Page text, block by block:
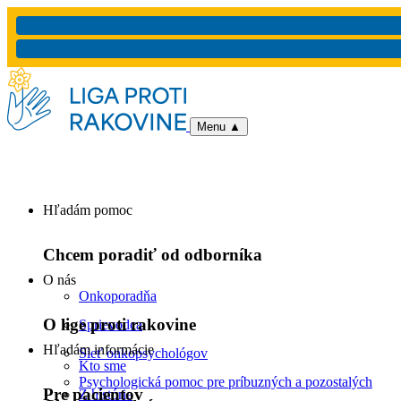
Menu ▲
Hľadám pomoc
Chcem poradiť od odborníka
Onkoporadňa
Sprievodca
Sieť onkopsychológov
Psychologická pomoc pre príbuzných a pozostalých
O nás
O lige proti rakovine
Kto sme
Z histórie
Hľadám informácie
Pre pacientov